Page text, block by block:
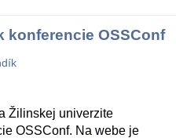
konferencie OSSConf
Žilinskej univerzite
OSSConf. Na webe je